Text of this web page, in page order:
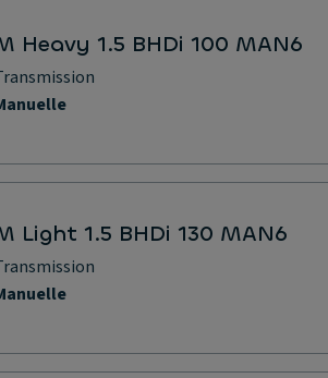
Heavy 1.5 BHDi 100 MAN6
Light 1.5 BHDi 130 MAN6